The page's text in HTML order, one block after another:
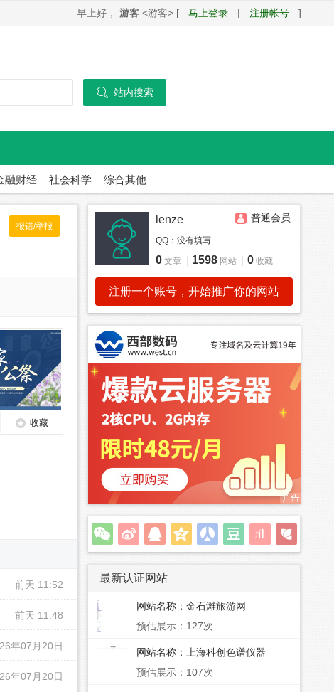
早上好， 游客 <游客> [ 马上登录 | 注册帐号 ]
 站内搜索
融财经 社会科学 综合其他
报错/举报
收藏
前天 11:52
前天 11:48
年07月20日
年07月20日
lenze 普通会员
QQ： 没有填写
0 文章 1598 网站 0 收藏
注册一个账号，开始推广你的网站
最新认证网站
网站名称： 金石滩旅游网
预估展示：127次
网站名称：
上海科创色谱仪器
预估展示：107次